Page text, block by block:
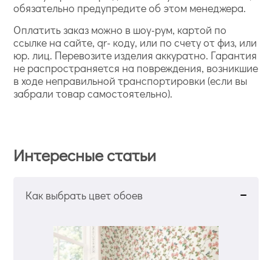
обязательно предупредите об этом менеджера.
Оплатить заказ можно в шоу-рум, картой по
ссылке на сайте, qr- коду, или по счету от физ, или
юр. лиц. Перевозите изделия аккуратно. Гарантия
не распространяется на повреждения, возникшие
в ходе неправильной транспортировки (если вы
забрали товар самостоятельно).
Интересные статьи
Как выбрать цвет обоев